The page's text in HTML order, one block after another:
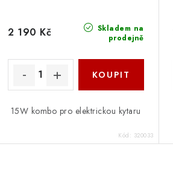
k
ů
Skladem na
prodejně
2 190 Kč
15W kombo pro elektrickou kytaru
Kód: 320033